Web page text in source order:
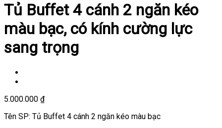
Tủ Buffet 4 cánh 2 ngăn kéo
màu bạc, có kính cường lực
sang trọng
5.000.000 ₫
Tên SP: Tủ Buffet 4 cánh 2 ngăn kéo màu bạc